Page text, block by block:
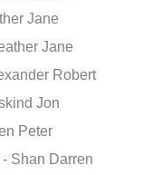
Jane
Jane
Robert
Jon
Peter
- Shan Darren